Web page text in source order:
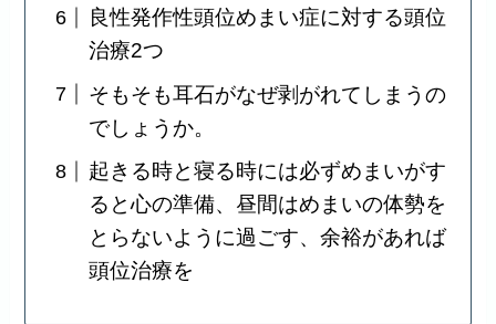
良性発作性頭位めまい症に対する頭位
治療2つ
そもそも耳石がなぜ剥がれてしまうの
でしょうか。
起きる時と寝る時には必ずめまいがす
ると心の準備、昼間はめまいの体勢を
とらないように過ごす、余裕があれば
頭位治療を